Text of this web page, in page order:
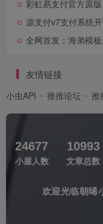
彩虹易支付官方原
源支付v7支付系统开源
全网首发：海弟模
友情链接
小虫API 推推论坛 推
24677
小屋人数
10993
文章总数
欢迎光临朝晞